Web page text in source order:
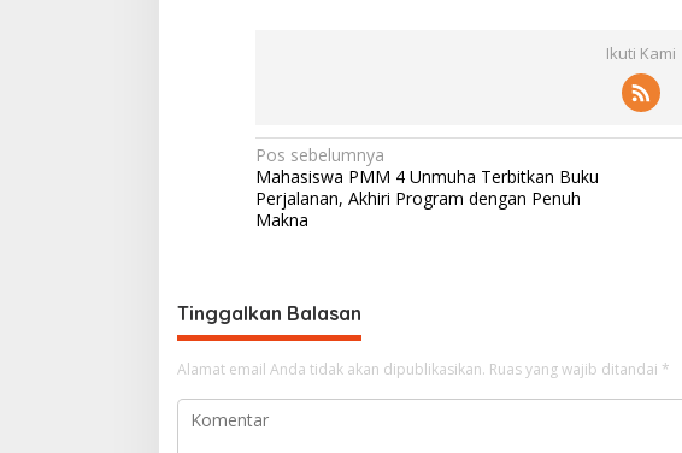
Ikuti Kami
N
a
v
a
s
i
p
Pos sebelumnya
Mahasiswa PMM 4 Unmuha Terbitkan Buku
Perjalanan, Akhiri Program dengan Penuh
Makna
Tinggalkan Balasan
Alamat email Anda tidak akan dipublikasikan. Ruas yang wajib ditandai *